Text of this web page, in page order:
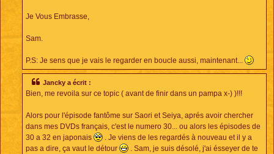
Je Vous Embrasse,
Sam.
P.S: Je sens que je vais le regarder en boucle aussi, maintenant...
Jancky a écrit :
Bien, me revoila sur ce topic ( avant de finir dans un pampa x-) )!!!
Alors pour l'épisode fantôme sur Saori et Seiya, aprés avoir chercher
dans mes DVDs français, c'est le numero 30... ou alors les épisodes de
30 a 32 en japonais
. Je viens de les regardés à nouveau et il y a
pas a dire, ça vaut le détour
. Sam, je suis désolé, j'ai ésseyer de te